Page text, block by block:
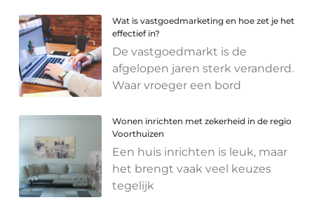
Wat is vastgoedmarketing en hoe zet je het
effectief in?
De vastgoedmarkt is de
afgelopen jaren sterk veranderd.
Waar vroeger een bord
Wonen inrichten met zekerheid in de regio
Voorthuizen
Een huis inrichten is leuk, maar
het brengt vaak veel keuzes
tegelijk